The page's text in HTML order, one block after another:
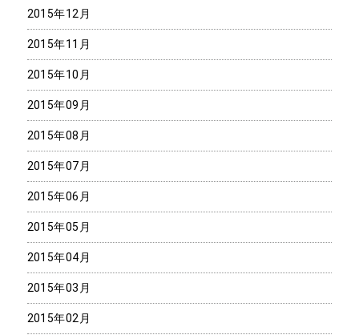
2015年12月
2015年11月
2015年10月
2015年09月
2015年08月
2015年07月
2015年06月
2015年05月
2015年04月
2015年03月
2015年02月